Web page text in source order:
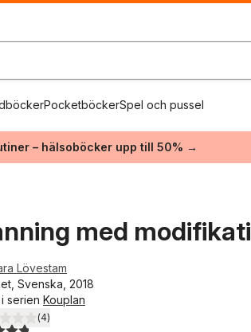
PocketböckerSpel och pussel
– hälsoböcker upp till 50% →
med
Lövestam
Svenska, 2018
i serien Kouplan
5 stjärnor. Totalt antal röster:
(4)